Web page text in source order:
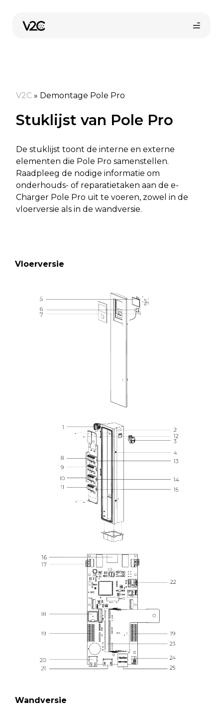
V2C » Demontage Pole Pro
Stuklijst van Pole Pro
De stuklijst toont de interne en externe
elementen die Pole Pro samenstellen.
Raadpleeg de nodige informatie om
onderhouds- of reparatietaken aan de e-
Charger Pole Pro uit te voeren, zowel in de
vloerversie als in de wandversie.
Vloerversie
Wandversie